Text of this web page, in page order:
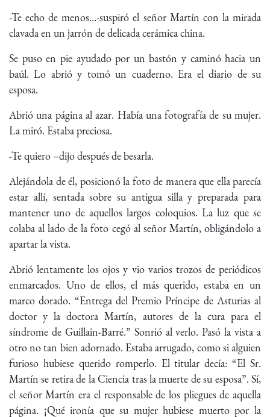
-Te echo de menos…-suspiró el señor Martín con la mirada
clavada en un jarrón de delicada cerámica china.
Se puso en pie ayudado por un bastón y caminó hacia un
baúl. Lo abrió y tomó un cuaderno. Era el diario de su
esposa.
Abrió una página al azar. Había una fotografía de su mujer.
La miró. Estaba preciosa.
-Te quiero –dijo después de besarla.
Alejándola de él, posicionó la foto de manera que ella parecía
estar allí, sentada sobre su antigua silla y preparada para
mantener uno de aquellos largos coloquios. La luz que se
colaba al lado de la foto cegó al señor Martín, obligándolo a
apartar la vista.
Abrió lentamente los ojos y vio varios trozos de periódicos
enmarcados. Uno de ellos, el más querido, estaba en un
marco dorado. “Entrega del Premio Príncipe de Asturias al
doctor y la doctora Martín, autores de la cura para el
síndrome de Guillain-Barré.” Sonrió al verlo. Pasó la vista a
otro no tan bien adornado. Estaba arrugado, como si alguien
furioso hubiese querido romperlo. El titular decía: “El Sr.
Martín se retira de la Ciencia tras la muerte de su esposa”. Sí,
el señor Martín era el responsable de los pliegues de aquella
página. ¡Qué ironía que su mujer hubiese muerto por la